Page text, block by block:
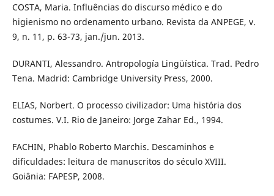
COSTA, Maria. Influências do discurso médico e do
higienismo no ordenamento urbano. Revista da ANPEGE, v.
9, n. 11, p. 63-73, jan./jun. 2013.
DURANTI, Alessandro. Antropología Lingüística. Trad. Pedro
Tena. Madrid: Cambridge University Press, 2000.
ELIAS, Norbert. O processo civilizador: Uma história dos
costumes. V.I. Rio de Janeiro: Jorge Zahar Ed., 1994.
FACHIN, Phablo Roberto Marchis. Descaminhos e
dificuldades: leitura de manuscritos do século XVIII.
Goiânia: FAPESP, 2008.